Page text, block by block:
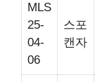
MLS
25-
04-
06
스포
캔자